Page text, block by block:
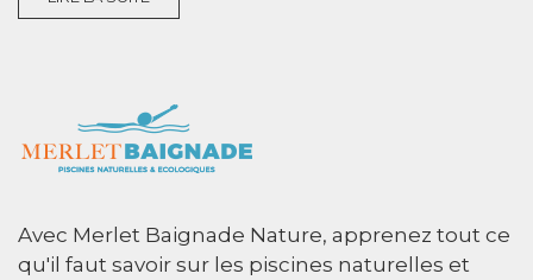
Avec Merlet Baignade Nature, apprenez tout ce
qu'il faut savoir sur les piscines naturelles et